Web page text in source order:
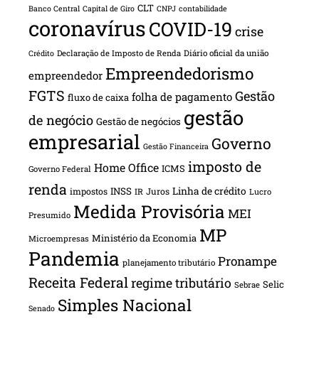
Banco Central Capital de Giro CLT CNPJ contabilidade
coronavírusCOVID-19 crise
Crédito Declaração de Imposto de Renda Diário oficial da união
empreendedor Empreendedorismo
FGTS fluxo de caixa folha de pagamento Gestão
de negócio Gestão de negócios gestão
empresarial Gestão Financeira Governo
Governo Federal Home Office ICMS imposto de
renda impostos INSS IR Juros Linha de crédito Lucro
Presumido Medida Provisória MEI
Microempresas Ministério da Economia MP
Pandemia planejamento tributário Pronampe
Receita Federalregime tributário Sebrae Selic
Senado Simples Nacional